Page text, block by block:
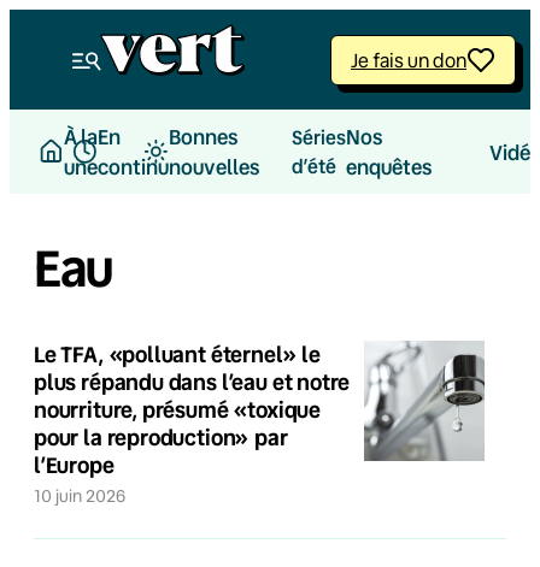
Je fais un don
À la
une
En
continu
Bonnes
nouvelles
Séries
d’été
Nos
enquêtes
Eau
Le TFA, «polluant éternel» le
plus répandu dans l’eau et notre
nourriture, présumé «toxique
pour la reproduction» par
l’Europe
10 juin 2026